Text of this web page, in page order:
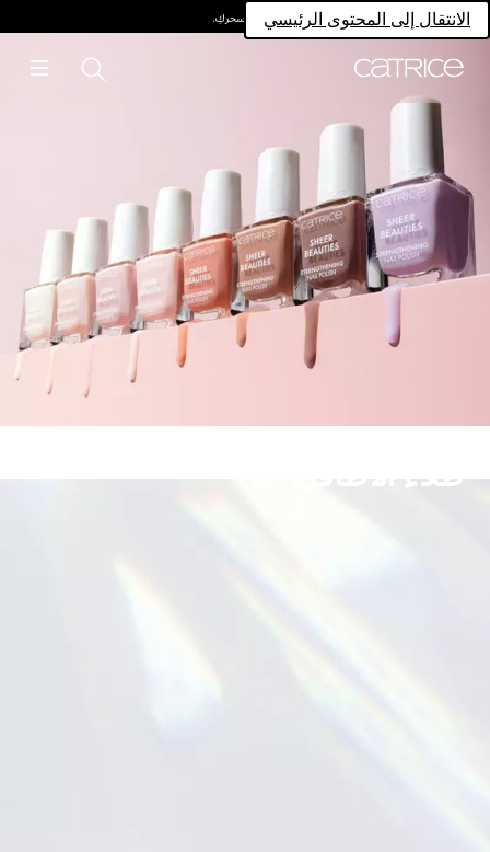
الانتقال إلى المحتوى الرئيسيامتلكي سحركِ.
طلاء الأظافر